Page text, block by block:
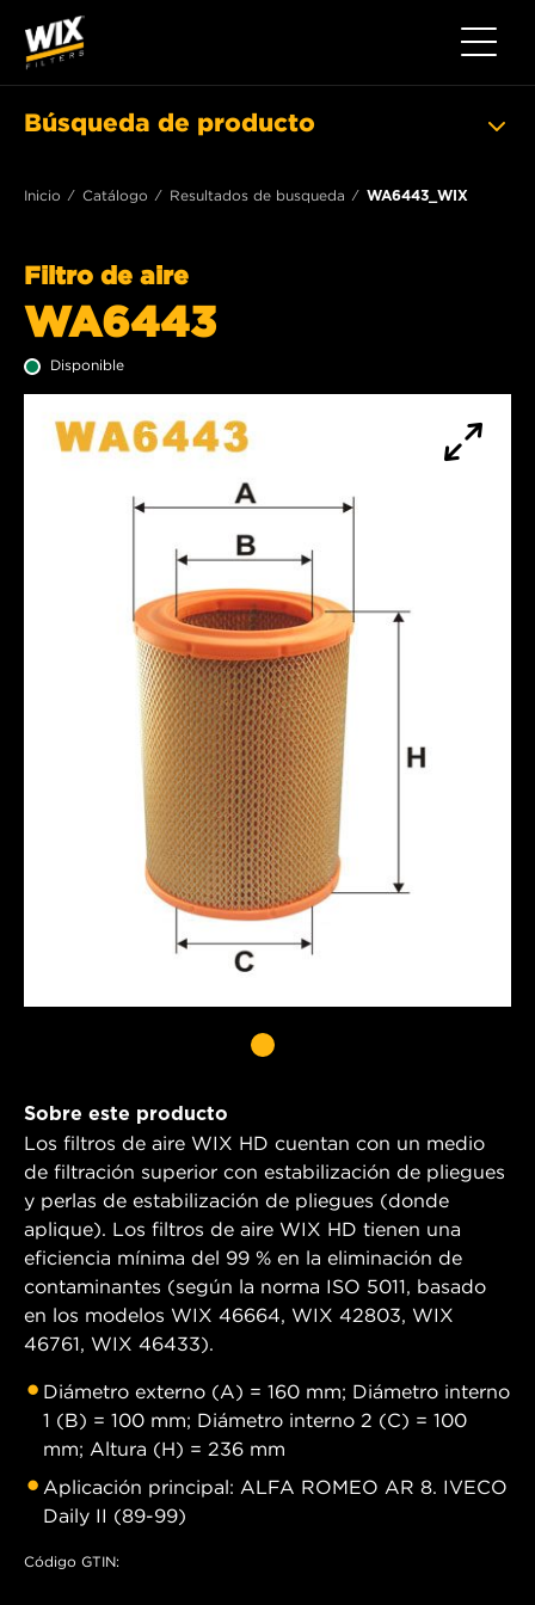
Toggle
Búsqueda de producto
Inicio Catálogo Resultados de busqueda WA6443_WIX
Filtro de aire
WA6443
Disponible
Sobre este producto
Los filtros de aire WIX HD cuentan con un medio
de filtración superior con estabilización de pliegues
y perlas de estabilización de pliegues (donde
aplique). Los filtros de aire WIX HD tienen una
eficiencia mínima del 99 % en la eliminación de
contaminantes (según la norma ISO 5011, basado
en los modelos WIX 46664, WIX 42803, WIX
46761, WIX 46433).
Diámetro externo (A) = 160 mm; Diámetro interno
1 (B) = 100 mm; Diámetro interno 2 (C) = 100
mm; Altura (H) = 236 mm
Aplicación principal: ALFA ROMEO AR 8. IVECO
Daily II (89-99)
Código GTIN: